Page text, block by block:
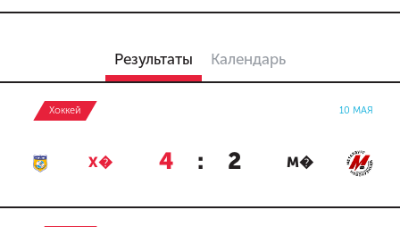
Результаты Календарь
Хоккей 10 МАЯ
Х� 4 : 2 М�